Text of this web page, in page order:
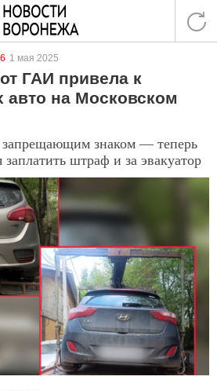
1 мая 2025
ГАИ привела к
авто на Московском
знаком — теперь
штраф и за эвакуатор